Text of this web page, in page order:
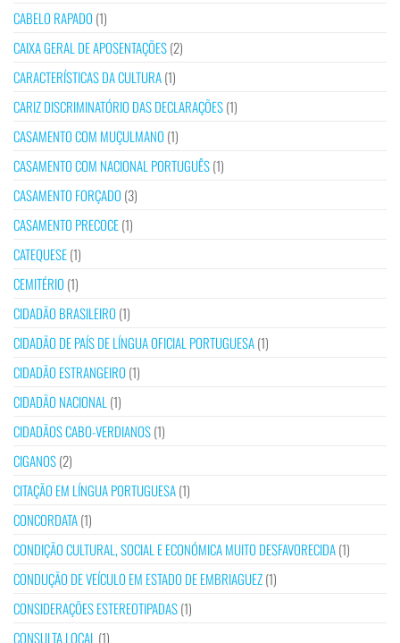
CABELO RAPADO (1)
CAIXA GERAL DE APOSENTAÇÕES(2)
CARACTERÍSTICAS DA CULTURA(1)
CARIZ DISCRIMINATÓRIO DAS DECLARAÇÕES(1)
CASAMENTO COM MUÇULMANO (1)
CASAMENTO COM NACIONAL PORTUGUÊS(1)
CASAMENTO FORÇADO (3)
CASAMENTO PRECOCE(1)
CATEQUESE(1)
CEMITÉRIO (1)
CIDADÃO BRASILEIRO (1)
CIDADÃO DE PAÍS DE LÍNGUA OFICIAL PORTUGUESA(1)
CIDADÃO ESTRANGEIRO (1)
CIDADÃO NACIONAL (1)
CIDADÃOS CABO-VERDIANOS(1)
CIGANOS(2)
CITAÇÃO EM LÍNGUA PORTUGUESA(1)
CONCORDATA(1)
CONDIÇÃO CULTURAL, SOCIAL E ECONÓMICA MUITO DESFAVORECIDA(1)
CONDUÇÃO DE VEÍCULO EM ESTADO DE EMBRIAGUEZ(1)
CONSIDERAÇÕES ESTEREOTIPADAS(1)
CONSULTA LOCAL (1)